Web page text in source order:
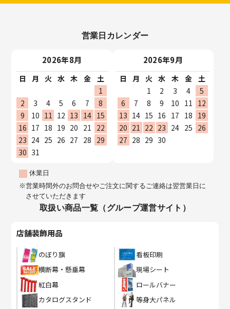
営業日カレンダー
2026年8月
日 月 火 水 木 金
土
1
2
3 4 5 6 7
8
9
10 11 12 13 14 15
16 17 18 19 20 21 22
23 24 25 26 27 28 29
30 31
2026年9月
日 月 火 水 木 金 土
1
2 3 4
5
6
7 8 9 10 11 12
13 14 15 16 17 18 19
20 21 22 23 24 25 26
27 28 29 30
休業日
営業時間外のお問合せやご注文に関するご連絡は翌営業日に
させていただきます
取扱い商品一覧（グループ運営サイト）
店舗装飾用品
のぼり旗
看板印刷
横断幕・懸垂幕
現場シート
紅白幕
ロールバナー
カタログスタンド
等身大パネル